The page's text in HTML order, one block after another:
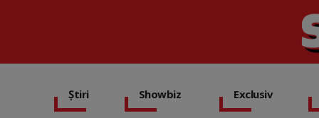
Știri Showbiz Exclusiv